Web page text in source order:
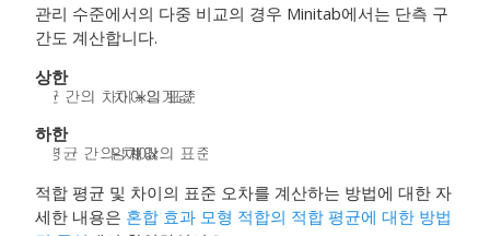
관리 수준에서의 다중 비교의 경우 Minitab에서는 단측 구
간도 계산합니다.
상한
하한
적합 평균 및 차이의 표준 오차를 계산하는 방법에 대한 자
세한 내용은 혼합 효과 모형 적합의 적합 평균에 대한 방법